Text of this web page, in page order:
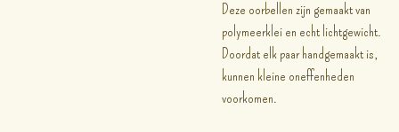
Deze oorbellen zijn gemaakt van
polymeerklei en echt lichtgewicht.
Doordat elk paar handgemaakt is,
kunnen kleine oneffenheden
voorkomen.